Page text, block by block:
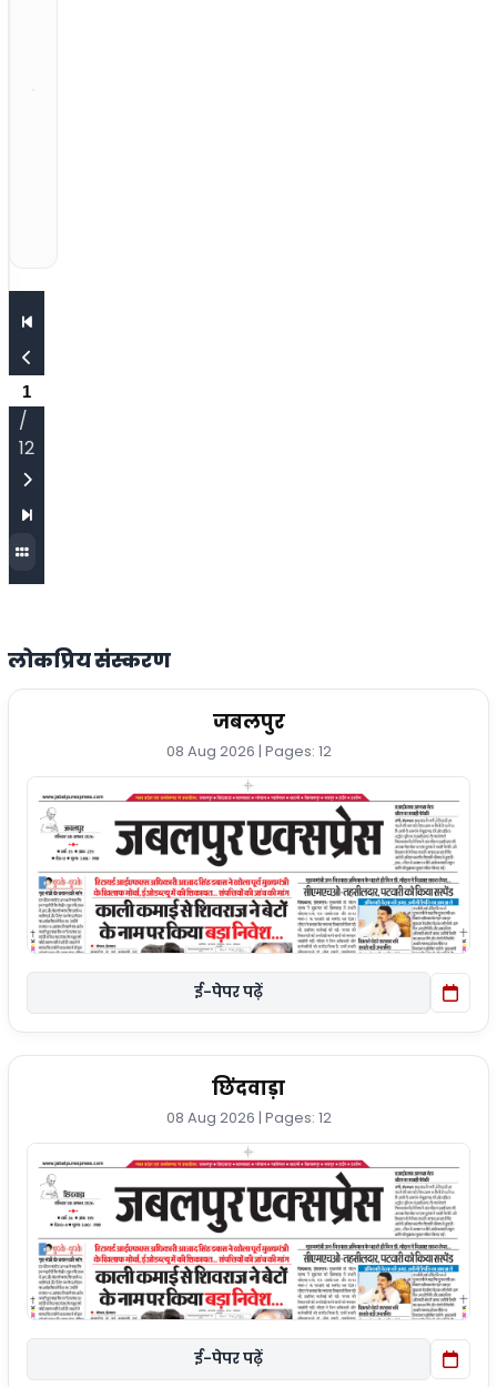
/
12
लोकप्रिय संस्करण
जबलपुर
08 Aug 2026 | Pages: 12
ई-पेपर पढ़ें
छिंदवाड़ा
08 Aug 2026 | Pages: 12
ई-पेपर पढ़ें